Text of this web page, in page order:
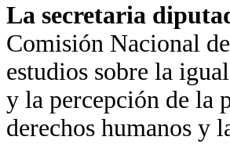
La secretaria
Comisión Nacional
estudios sobre la
y la percepción de la
derechos humanos y